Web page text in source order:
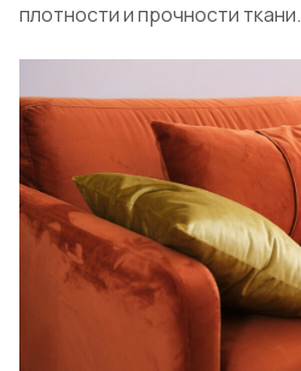
плотности и прочности ткани.